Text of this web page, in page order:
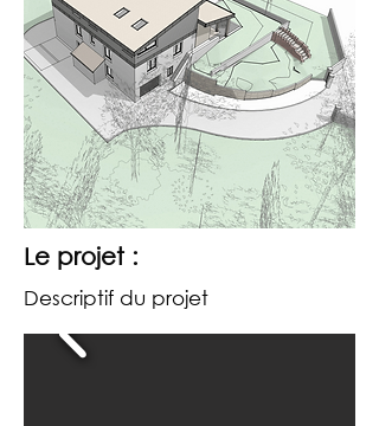
Le projet :
Descriptif du projet